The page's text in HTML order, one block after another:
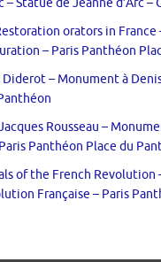
Statue de Jeanne d’Arc –
orators in France
– Paris Panthéon
– Monument à
Rousseau –
Panthéon Place du
of the French Revolution
Française – Paris